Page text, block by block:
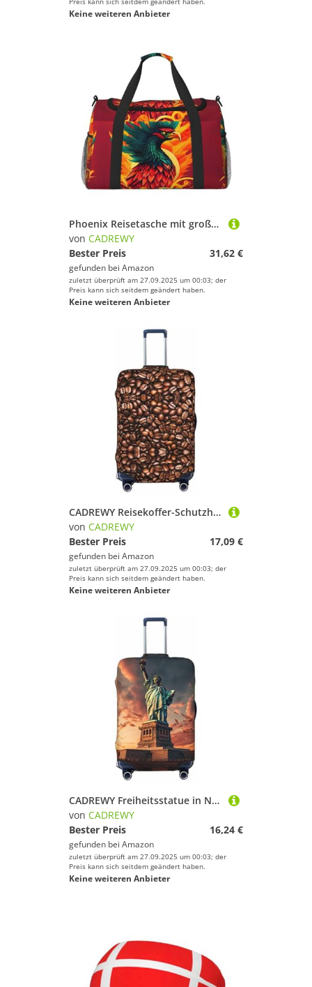
Keine weiteren Anbieter
Phoenix Reisetasche mit großem Fassungsvermögen, stilvolle Wochenendtasche für Outdoor-Aktivitäten, Schwarz, Einheitsgröße
von CADREWY
Bester Preis
31,62 €
gefunden bei Amazon
zuletzt überprüft am 27.09.2025 um 00:03; der
Preis kann sich seitdem geändert haben.
Keine weiteren Anbieter
CADREWY Reisekoffer-Schutzhülle mit lustigem Aufdruck "geröstete Kaffeebohnen" mit Gummizug, kratzfest, für Handgepäck, Schwarz, X-Large
von CADREWY
Bester Preis
17,09 €
gefunden bei Amazon
zuletzt überprüft am 27.09.2025 um 00:03; der
Preis kann sich seitdem geändert haben.
Keine weiteren Anbieter
CADREWY Freiheitsstatue in NYC-Druck, Reisekoffer-Abdeckung, Gepäckschutz mit elastischem Anti-Kratzer für Handgepäck, Schwarz, Medium
von CADREWY
Bester Preis
16,24 €
gefunden bei Amazon
zuletzt überprüft am 27.09.2025 um 00:03; der
Preis kann sich seitdem geändert haben.
Keine weiteren Anbieter